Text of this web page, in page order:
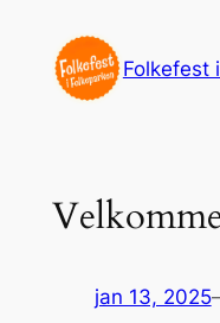
innhold
Folkefest
jan 13, 2025